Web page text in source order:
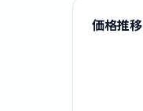
価格推移